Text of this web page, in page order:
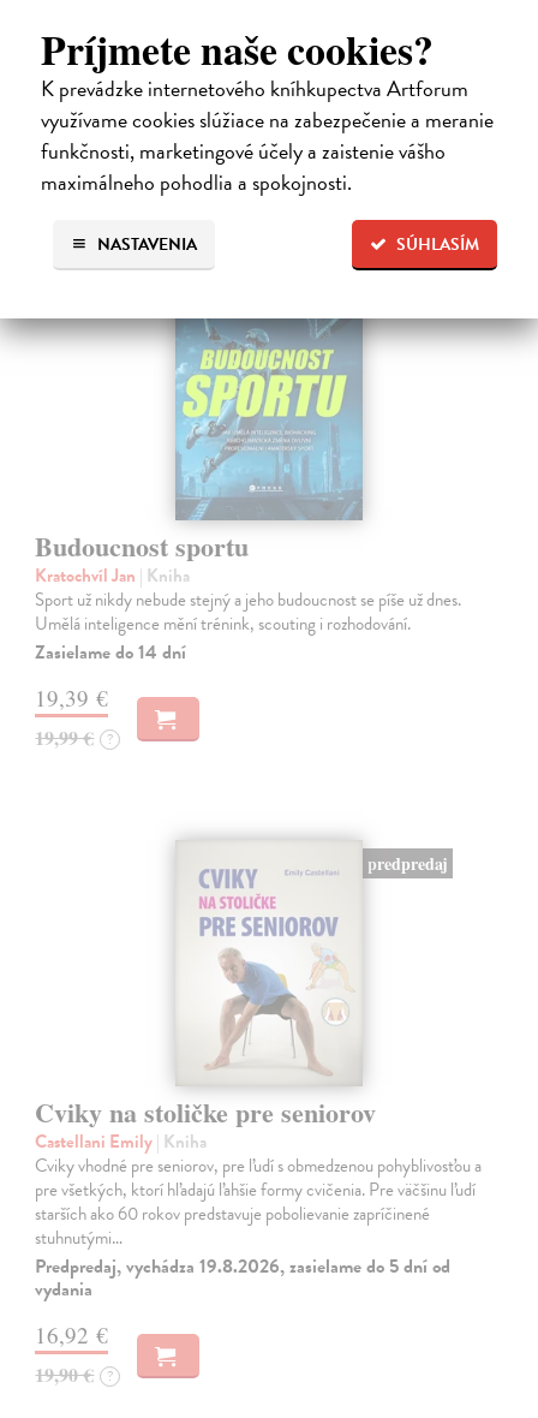
Príjmete naše cookies?
K prevádzke internetového kníhkupectva Artforum
využívame cookies slúžiace na zabezpečenie a meranie
funkčnosti, marketingové účely a zaistenie vášho
maximálneho pohodlia a spokojnosti.
SÚHLASÍM
NASTAVENIA
příručka Golf: dokonalý průvodce hrou nabízí zásadní tipy a strategie,
…
Zasielame do 12 dní
16,83 €
18,70 € ?
Budoucnost sportu
Kratochvíl Jan | Kniha
Sport už nikdy nebude stejný a jeho budoucnost se píše už dnes.
Umělá inteligence mění trénink, scouting i rozhodování.
Zasielame do 14 dní
19,39 €
19,99 € ?
predpredaj
Cviky na stoličke pre seniorov
Castellani Emily| Kniha
Cviky vhodné pre seniorov, pre ľudí s obmedzenou pohyblivosťou a
pre všetkých, ktorí hľadajú ľahšie formy cvičenia. Pre väčšinu ľudí
starších ako 60 rokov predstavuje pobolievanie zapríčinené
stuhnutými…
Predpredaj, vychádza 19.8.2026, zasielame do 5 dní od
vydania
16,92 €
19,90 € ?